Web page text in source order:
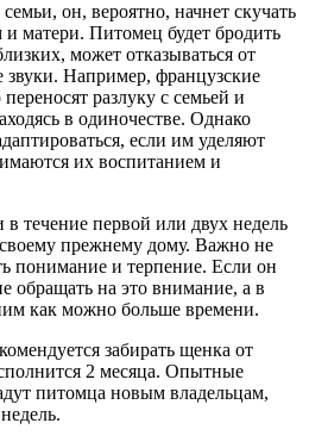
он, вероятно, начнет скучать
и матери. Питомец будет бродить
может отказываться от
звуки. Например, французские
разлуку с семьей и
в одиночестве. Однако
если им уделяют
их воспитанием и
в течение первой или двух недель
прежнему дому. Важно не
понимание и терпение. Если он
обращать на это внимание, а в
как можно больше времени.
забирать щенка от
2 месяца. Опытные
питомца новым владельцам,